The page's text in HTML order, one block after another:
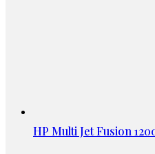
HP Multi Jet Fusion